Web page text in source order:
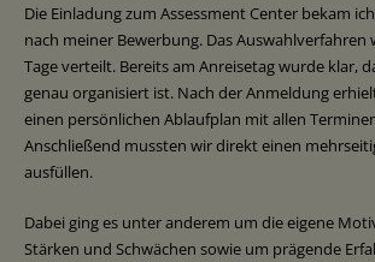
Die Einladung zum Assessment Center bekam
nach meiner Bewerbung. Das Auswahlverfahren
Tage verteilt. Bereits am Anreisetag wurde klar,
genau organisiert ist. Nach der Anmeldung
einen persönlichen Ablaufplan mit allen
Anschließend mussten wir direkt einen
ausfüllen.
Dabei ging es unter anderem um die eigene
Stärken und Schwächen sowie um prägende